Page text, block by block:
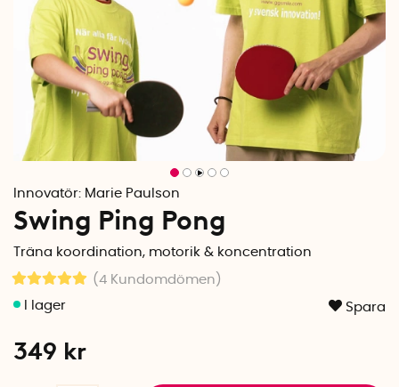
Innovatör: Marie Paulson
Swing Ping Pong
Träna koordination, motorik & koncentration
(4 Kundomdömen )
Spara
349 kr